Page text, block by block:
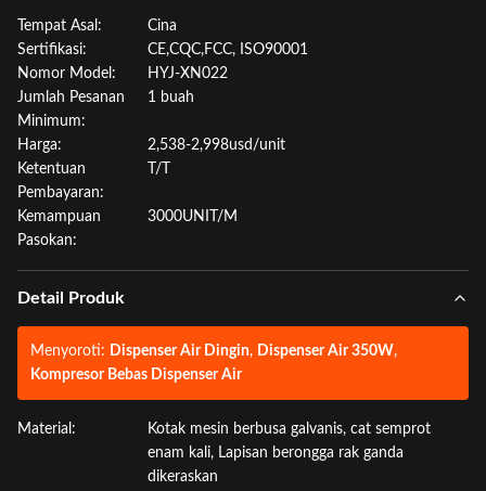
Tempat Asal:
Cina
Sertifikasi:
CE,CQC,FCC, ISO90001
Nomor Model:
HYJ-XN022
Jumlah Pesanan
Minimum:
1 buah
Harga:
2,538-2,998usd/unit
Ketentuan
Pembayaran:
T/T
Kemampuan
Pasokan:
3000UNIT/M
Detail Produk
Menyoroti: Dispenser Air Dingin, Dispenser Air 350W,
Kompresor Bebas Dispenser Air
Material:
Kotak mesin berbusa galvanis, cat semprot
enam kali, Lapisan berongga rak ganda
dikeraskan